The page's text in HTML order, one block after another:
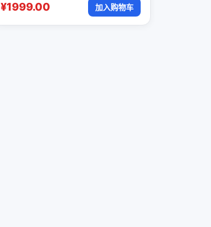
¥1999.00 加入购物车